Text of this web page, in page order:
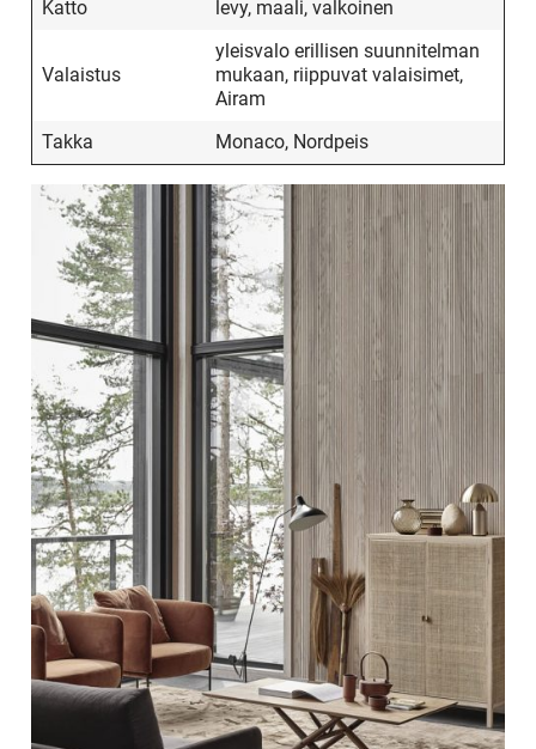
Katto
levy, maali, valkoinen
Valaistus
yleisvalo erillisen suunnitelman
mukaan, riippuvat valaisimet,
Airam
Takka
Monaco, Nordpeis